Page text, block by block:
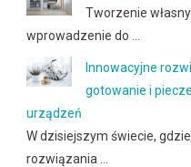
Tworzenie
wprowadzenie do …
Innowacyjne
gotowanie i
urządzeń
W dzisiejszym świecie,
rozwiązania …